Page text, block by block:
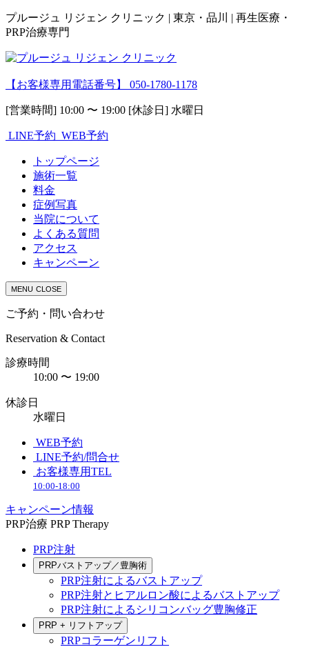
プルージュ リジェン クリニック | 東京・品川 | 再生医療・
PRP治療専門
【お客様専用電話番号】 050-1780-1178
[営業時間] 10:00 〜 19:00 [休診日] 水曜日
LINE予約 WEB予約
トップページ
施術一覧
料金
症例写真
当院について
よくある質問
アクセス
キャンペーン
MENU CLOSE
ご予約・問い合わせ
Reservation & Contact
診療時間
10:00 〜 19:00
休診日
水曜日
WEB予約
LINE予約/問合せ
お客様専用TEL
10:00-18:00
キャンペーン情報
PRP治療 PRP Therapy
PRP注射
PRPバストアップ／豊胸術
PRP注射によるバストアップ
PRP注射とヒアルロン酸によるバストアップ
PRP注射によるシリコンバッグ豊胸修正
PRP + リフトアップ
PRPコラーゲンリフト